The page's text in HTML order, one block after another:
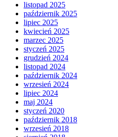
listopad 2025
październik 2025
lipiec 2025
kwiecień 2025
marzec 2025
styczeń 2025
grudzień 2024
listopad 2024
październik 2024
wrzesień 2024
lipiec 2024
maj 2024
styczeń 2020
październik 2018
wrzesień 2018